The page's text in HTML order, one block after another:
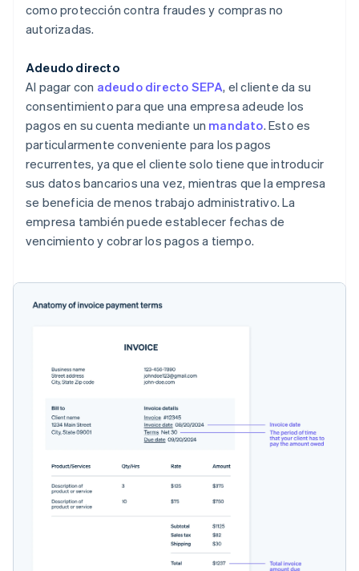
como protección contra fraudes y compras no
autorizadas.
Adeudo directo
Al pagar con adeudo directo SEPA, el cliente da su
consentimiento para que una empresa adeude los
pagos en su cuenta mediante un mandato. Esto es
particularmente conveniente para los pagos
recurrentes, ya que el cliente solo tiene que introducir
sus datos bancarios una vez, mientras que la empresa
se beneficia de menos trabajo administrativo. La
empresa también puede establecer fechas de
vencimiento y cobrar los pagos a tiempo.